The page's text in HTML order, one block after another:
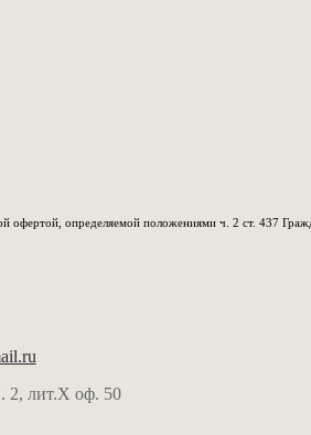
определяемой положениями ч. 2 ст. 437
2, лит.Х оф. 50